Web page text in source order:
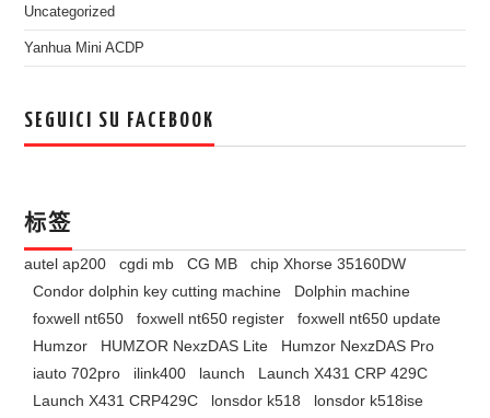
Uncategorized
Yanhua Mini ACDP
SEGUICI SU FACEBOOK
标签
autel ap200 cgdi mb CG MB
chip Xhorse 35160DW
Condor dolphin key cutting machine
Dolphin machine
foxwell nt650
foxwell nt650 register
foxwell nt650 update
Humzor
HUMZOR NexzDAS Lite
Humzor NexzDAS Pro
iauto 702pro
ilink400 launch
Launch X431 CRP 429C
Launch X431 CRP429C
lonsdor k518
lonsdor k518ise